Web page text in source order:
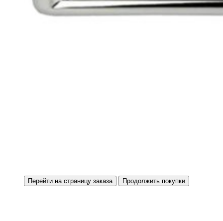
Перейти на страницу заказа Продолжить покупки